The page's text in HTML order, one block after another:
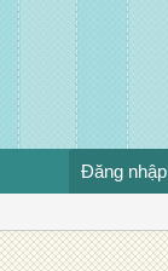
Đăng nhập